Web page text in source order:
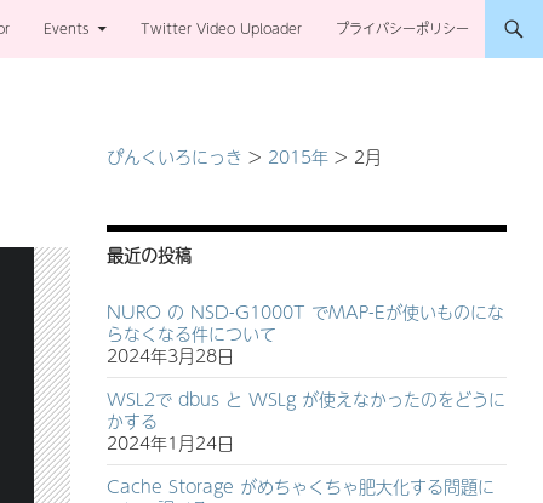
Events Twitter Video Uploader プライバシーポリシー
ぴんくいろにっき > 2015年> 2月
最近の投稿
NURO の NSD-G1000T でMAP-Eが使いものにな
らなくなる件について
2024年3月28日
WSL2で dbus と WSLg が使えなかったのをどうに
かする
2024年1月24日
Cache Storage がめちゃくちゃ肥大化する問題に